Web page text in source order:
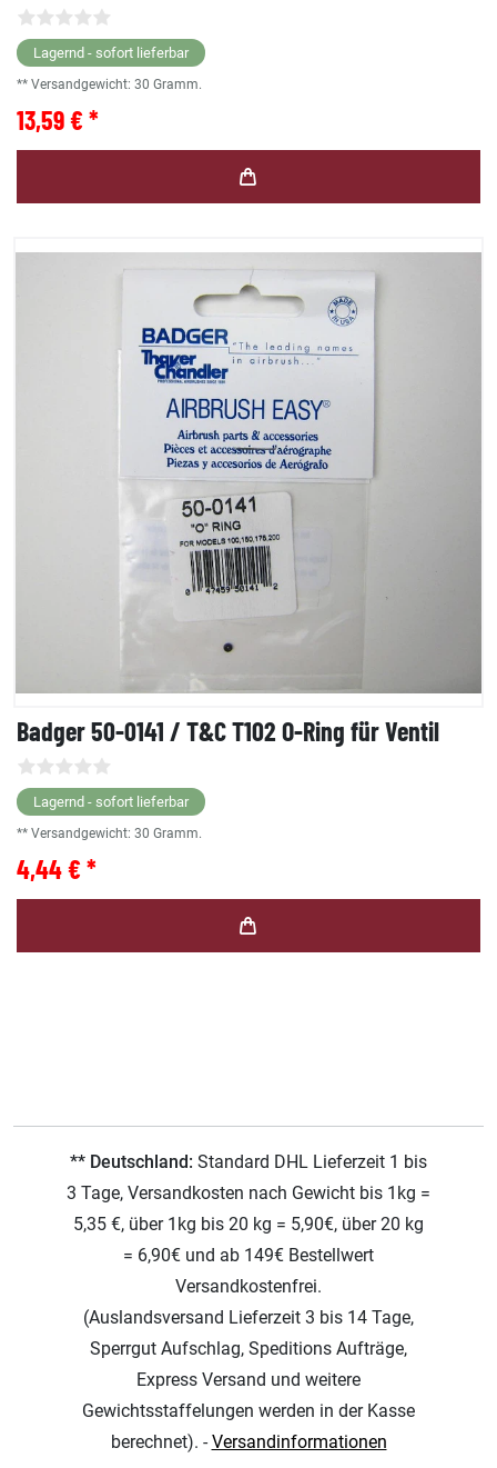
Lagernd - sofort lieferbar
** Versandgewicht: 30 Gramm.
13,59 € *
Badger 50-0141 / T&C T102 O-Ring für Ventil
Lagernd - sofort lieferbar
** Versandgewicht: 30 Gramm.
4,44 € *
** Deutschland: Standard DHL Lieferzeit 1 bis
3 Tage, Versandkosten nach Gewicht bis 1kg =
5,35 €, über 1kg bis 20 kg = 5,90€, über 20 kg
= 6,90€ und ab 149€ Bestellwert
Versandkostenfrei.
(Auslandsversand Lieferzeit 3 bis 14 Tage,
Sperrgut Aufschlag, Speditions Aufträge,
Express Versand und weitere
Gewichtsstaffelungen werden in der Kasse
berechnet). -Versandinformationen